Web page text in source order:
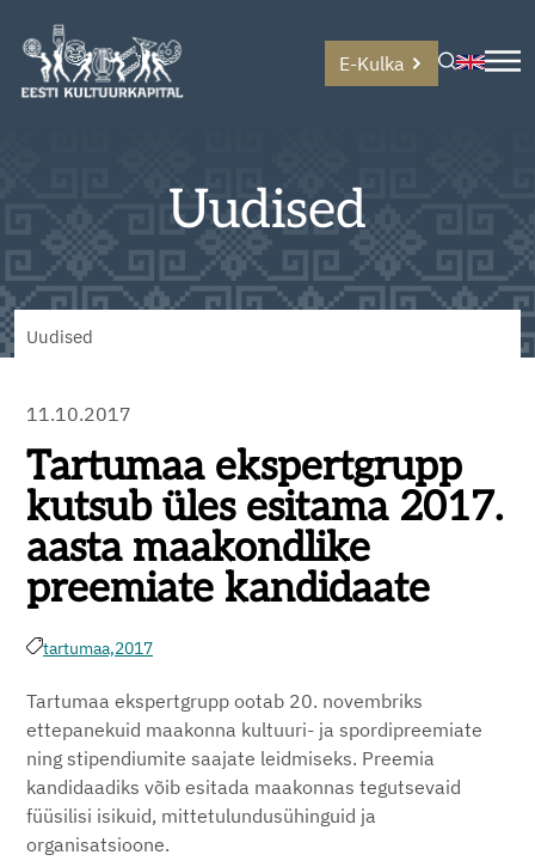
E-Kulka
Uudised
Uudised
11.10.2017
Tartumaa ekspertgrupp
kutsub üles esitama 2017.
aasta maakondlike
preemiate kandidaate
tartumaa,2017
Tartumaa ekspertgrupp ootab 20. novembriks
ettepanekuid maakonna kultuuri- ja spordipreemiate
ning stipendiumite saajate leidmiseks. Preemia
kandidaadiks võib esitada maakonnas tegutsevaid
füüsilisi isikuid, mittetulundusühinguid ja
organisatsioone.